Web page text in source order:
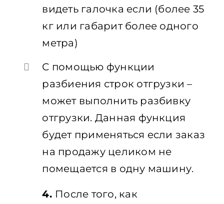
видеть галочка если (более 35
кг или габарит более одного
метра)
С помощью функции
разбиения строк отгрузки –
может выполнить разбивку
отгрузки. Данная функция
будет применяться если заказ
на продажу целиком не
помещается в одну машину.
4. После того, как